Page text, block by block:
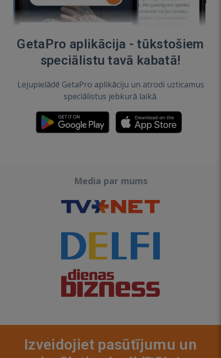
GetaPro aplikācija - tūkstošiem
speciālistu tavā kabatā!
Lejupielādē GetaPro aplikāciju un atrodi uzticamus
speciālistus jebkurā laikā.
Media par mums
Izveidojiet pasūtījumu un